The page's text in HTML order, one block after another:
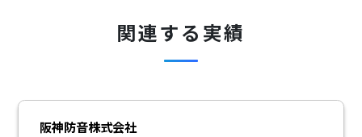
関連する実績
阪神防音株式会社